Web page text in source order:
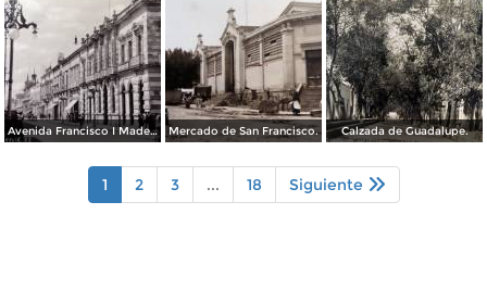
Avenida Francisco I Madero. Mercado de San Francisco. Calzada de Guadalupe.
1 2 3 ... 18 Siguiente